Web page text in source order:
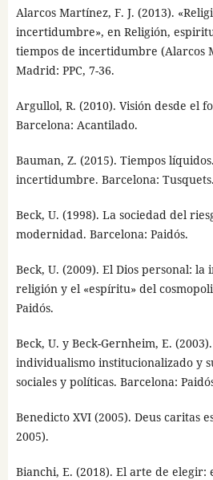
Alarcos Martínez, F. J. (2013).
incertidumbre», en Religión,
tiempos de incertidumbre (Alarcos
Madrid: PPC, 7-36.
Argullol, R. (2010). Visión desde el
Barcelona: Acantilado.
Bauman, Z. (2015). Tiempos
incertidumbre. Barcelona: Tusquets.
Beck, U. (1998). La sociedad del
modernidad. Barcelona: Paidós.
Beck, U. (2009). El Dios personal:
religión y el «espíritu» del
Paidós.
Beck, U. y Beck-Gernheim, E.
individualismo institucionalizado y
sociales y políticas. Barcelona:
Benedicto XVI (2005). Deus caritas
2005).
Bianchi, E. (2018). El arte de elegir: